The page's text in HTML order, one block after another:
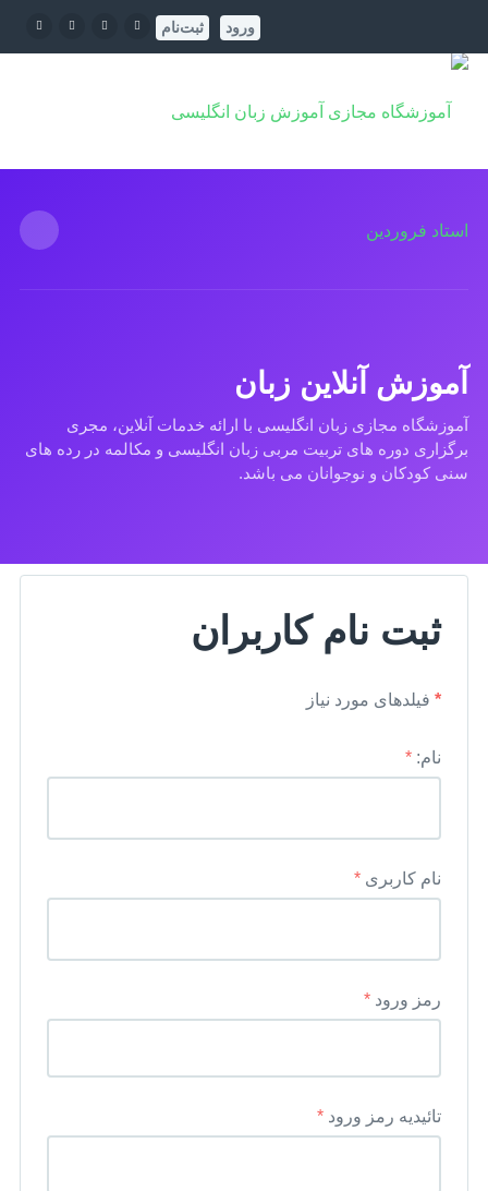
ورود ثبت‌نام
آموزش آنلاین زبان
آموزشگاه مجازی زبان انگلیسی با ارائه خدمات آنلاین، مجری
برگزاری دوره های تربیت مربی زبان انگلیسی و مکالمه در رده های
سنی کودکان و نوجوانان می باشد.
ثبت نام کاربران
* فیلدهای مورد نیاز
نام: *
نام کاربری *
رمز ورود *
تائیدیه رمز ورود *